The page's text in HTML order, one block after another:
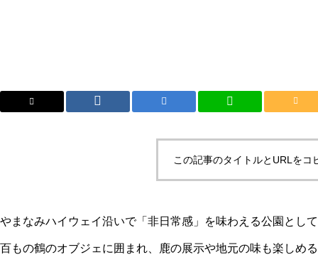
この記事のタイトルとURLをコ
やまなみハイウェイ沿いで「非日常感」を味わえる公園とし
百もの鶴のオブジェに囲まれ、鹿の展示や地元の味も楽しめ